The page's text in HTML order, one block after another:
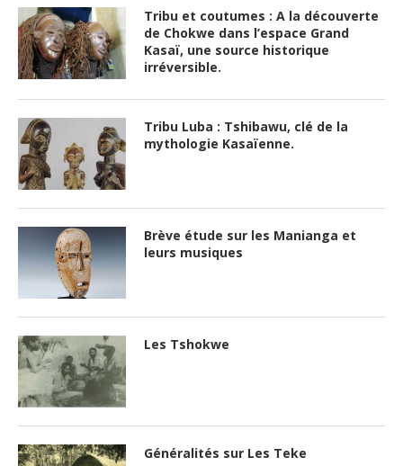
Tribu et coutumes : A la découverte
de Chokwe dans l’espace Grand
Kasaï, une source historique
irréversible.
Tribu Luba : Tshibawu, clé de la
mythologie Kasaïenne.
Brève étude sur les Manianga et
leurs musiques
Les Tshokwe
Généralités sur Les Teke